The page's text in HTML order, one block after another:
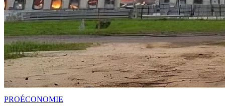
PROÉCONOMIE